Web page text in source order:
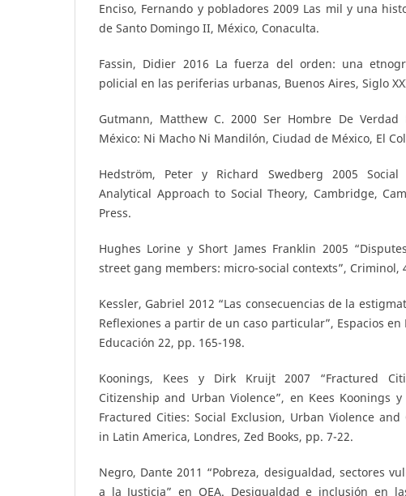
Enciso, Fernando y pobladores 2009 Las mil y una
de Santo Domingo II, México, Conaculta.
Fassin, Didier 2016 La fuerza del orden: una
policial en las periferias urbanas, Buenos Aires, Siglo
Gutmann, Matthew C. 2000 Ser Hombre De
México: Ni Macho Ni Mandilón, Ciudad de México, El
Hedström, Peter y Richard Swedberg 2005 Social
Analytical Approach to Social Theory, Cambridge,
Press.
Hughes Lorine y Short James Franklin 2005
street gang members: micro-social contexts”, Criminol,
Kessler, Gabriel 2012 “Las consecuencias de la
Reflexiones a partir de un caso particular”, Espacios en
Educación 22, pp. 165-198.
Koonings, Kees y Dirk Kruijt 2007 “Fractured
Citizenship and Urban Violence”, en Kees Koonings
Fractured Cities: Social Exclusion, Urban Violence and
in Latin America, Londres, Zed Books, pp. 7-22.
Negro, Dante 2011 “Pobreza, desigualdad, sectores
a la Justicia” en OEA. Desigualdad e inclusión en